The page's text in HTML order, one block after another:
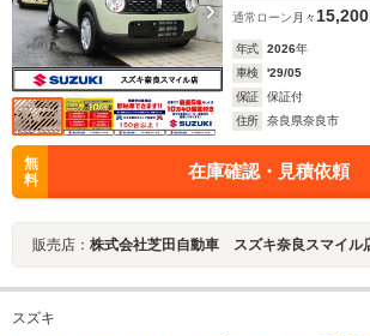
通常ローン 月々 15,200
年式 2026年
車検
'29/05
保証
保証付
住所
奈良県奈良市
無
料
在庫確認・見積依頼
販売店： 株式会社芝田自動車 スズキ奈良スマイル
スズキ